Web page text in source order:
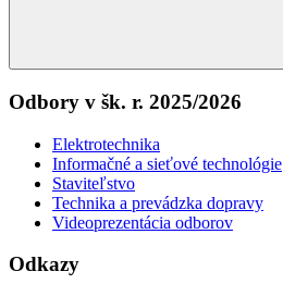
Search
Odbory v šk. r. 2025/2026
Elektrotechnika
Informačné a sieťové technológie
Staviteľstvo
Technika a prevádzka dopravy
Videoprezentácia odborov
Odkazy